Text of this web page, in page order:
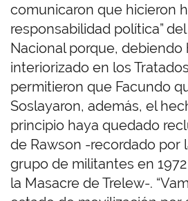
comunicaron que hicieron
responsabilidad política”
Nacional porque, debiendo
interiorizado en los
permitieron que Facundo
Soslayaron, además, el
principio haya quedado
de Rawson -recordado por
grupo de militantes en
la Masacre de Trelew-.